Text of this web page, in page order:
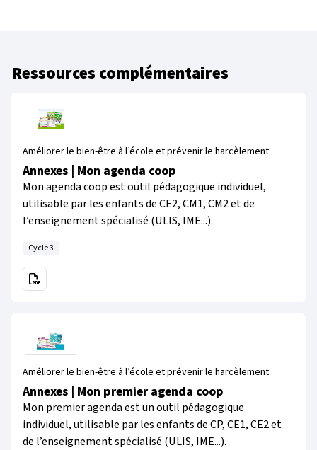
Ressources complémentaires
Améliorer le bien-être à l’école et prévenir le harcèlement
Annexes | Mon agenda coop
Mon agenda coop est outil pédagogique individuel,
utilisable par les enfants de CE2, CM1, CM2 et de
l’enseignement spécialisé (ULIS, IME...).
Cycle 3
Améliorer le bien-être à l’école et prévenir le harcèlement
Annexes | Mon premier agenda coop
Mon premier agenda est un outil pédagogique
individuel, utilisable par les enfants de CP, CE1, CE2 et
de l’enseignement spécialisé (ULIS, IME...).